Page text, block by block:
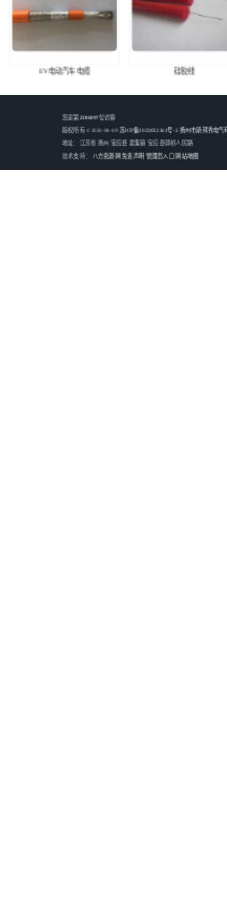
EV电动汽车电缆 硅胶线
位访客
版权所有 ©2026-08-09苏ICP备2023032161号-2 扬州市斯拜秀电气有
地址：江苏省 扬州 宝应县 夏集镇 宝应县郭桥人民路
八方资源网 免责声明 管理员入口 网站地图